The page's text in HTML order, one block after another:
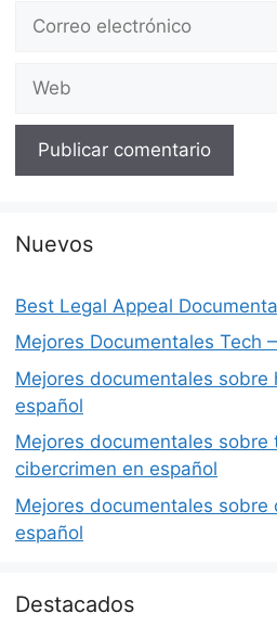
electrónico
Nuevos
Best Legal Appeal
Mejores Documentales Tech
Mejores documentales sobre
español
Mejores documentales sobre
cibercrimen en español
Mejores documentales sobre
español
Destacados